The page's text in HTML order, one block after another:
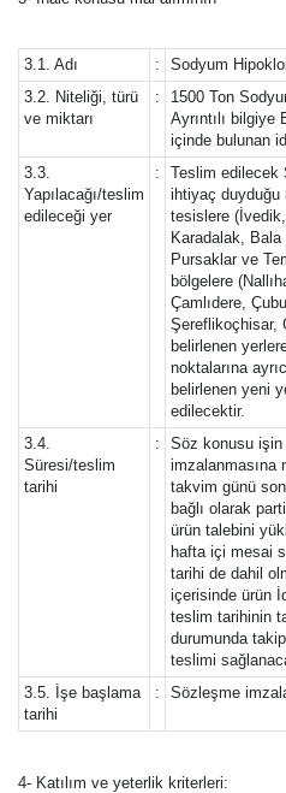
3.1. Adı :
Sodyum
3.2. Niteliği, türü
ve miktarı
:
1500 Ton
Ayrıntılı bilgiye
içinde bulunan
3.3.
Yapılacağı/teslim
edileceği yer
:
Teslim edilecek
ihtiyaç duyduğu
tesislere
Karadalak,
Pursaklar ve
bölgelere
Çamlıdere,
Şereflikoçhisar,
belirlenen
noktalarına
belirlenen yeni
edilecektir.
3.4.
Süresi/teslim
tarihi
:
Söz konusu
imzalanmasına
takvim günü
bağlı olarak
ürün talebini
hafta içi mesai
tarihi de dahil
içerisinde ürün
teslim tarihinin
durumunda
teslimi
3.5. İşe başlama
tarihi
: Sözleşme
4- Katılım ve yeterlik kriterleri: